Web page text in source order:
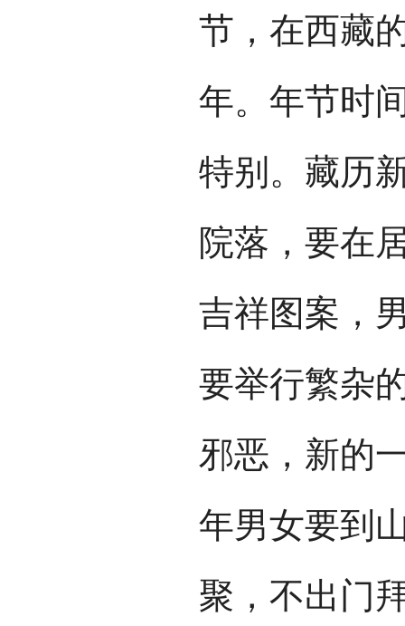
节，在西藏
年。年节时
特别。藏历
院落，要在
吉祥图案，
要举行繁杂
邪恶，新的
年男女要到
聚，不出门